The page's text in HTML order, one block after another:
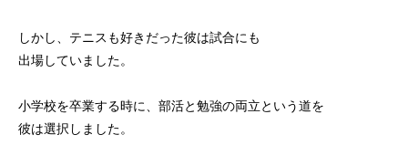
しかし、テニスも好きだった彼は試合にも
出場していました。
小学校を卒業する時に、部活と勉強の両立という道を
彼は選択しました。